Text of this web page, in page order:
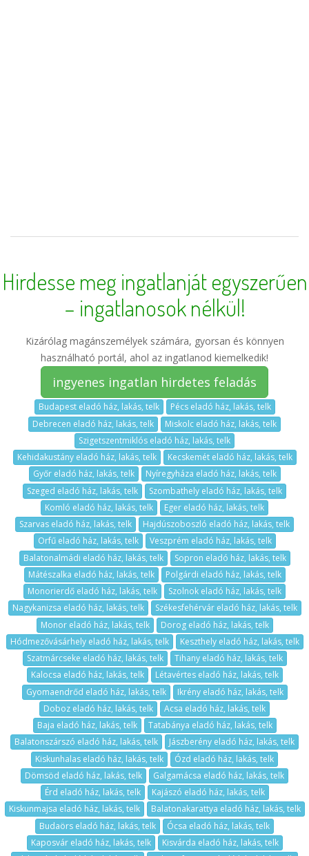
Hirdesse meg ingatlanját egyszerűen
– ingatlanosok nélkül!
Kizárólag magánszemélyek számára, gyorsan és könnyen
használható portál, ahol az ingatlanod kiemelkedik!
ingyenes ingatlan hirdetes feladás
Budapest eladó ház, lakás, telk
Pécs eladó ház, lakás, telk
Debrecen eladó ház, lakás, telk
Miskolc eladó ház, lakás, telk
Szigetszentmiklós eladó ház, lakás, telk
Kehidakustány eladó ház, lakás, telk
Kecskemét eladó ház, lakás, telk
Győr eladó ház, lakás, telk
Nyíregyháza eladó ház, lakás, telk
Szeged eladó ház, lakás, telk
Szombathely eladó ház, lakás, telk
Komló eladó ház, lakás, telk
Eger eladó ház, lakás, telk
Szarvas eladó ház, lakás, telk
Hajdúszoboszló eladó ház, lakás, telk
Orfű eladó ház, lakás, telk
Veszprém eladó ház, lakás, telk
Balatonalmádi eladó ház, lakás, telk
Sopron eladó ház, lakás, telk
Mátészalka eladó ház, lakás, telk
Polgárdi eladó ház, lakás, telk
Monorierdő eladó ház, lakás, telk
Szolnok eladó ház, lakás, telk
Nagykanizsa eladó ház, lakás, telk
Székesfehérvár eladó ház, lakás, telk
Monor eladó ház, lakás, telk
Dorog eladó ház, lakás, telk
Hódmezővásárhely eladó ház, lakás, telk
Keszthely eladó ház, lakás, telk
Szatmárcseke eladó ház, lakás, telk
Tihany eladó ház, lakás, telk
Kalocsa eladó ház, lakás, telk
Létavértes eladó ház, lakás, telk
Gyomaendrőd eladó ház, lakás, telk
Ikrény eladó ház, lakás, telk
Doboz eladó ház, lakás, telk
Acsa eladó ház, lakás, telk
Baja eladó ház, lakás, telk
Tatabánya eladó ház, lakás, telk
Balatonszárszó eladó ház, lakás, telk
Jászberény eladó ház, lakás, telk
Kiskunhalas eladó ház, lakás, telk
Ózd eladó ház, lakás, telk
Dömsöd eladó ház, lakás, telk
Galgamácsa eladó ház, lakás, telk
Érd eladó ház, lakás, telk
Kajászó eladó ház, lakás, telk
Kiskunmajsa eladó ház, lakás, telk
Balatonakarattya eladó ház, lakás, telk
Budaörs eladó ház, lakás, telk
Ócsa eladó ház, lakás, telk
Kaposvár eladó ház, lakás, telk
Kisvárda eladó ház, lakás, telk